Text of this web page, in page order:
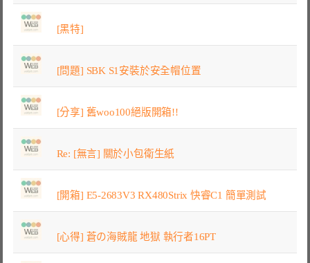
[黑特]
[問題] SBK S1安裝於安全帽位置
[分享] 舊woo100絕版開箱!!
Re: [無言] 關於小包衛生紙
[開箱] E5-2683V3 RX480Strix 快睿C1 簡單測試
[心得] 蒼の海賊龍 地獄 執行者16PT